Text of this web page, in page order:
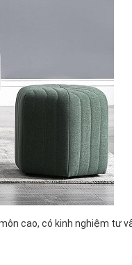
cao, có kinh nghiệm tư